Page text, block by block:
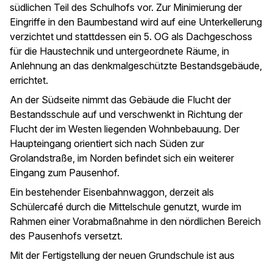
südlichen Teil des Schulhofs vor. Zur Minimierung der
Eingriffe in den Baumbestand wird auf eine Unterkellerung
verzichtet und stattdessen ein 5. OG als Dachgeschoss
für die Haustechnik und untergeordnete Räume, in
Anlehnung an das denkmalgeschützte Bestandsgebäude,
errichtet.
An der Südseite nimmt das Gebäude die Flucht der
Bestandsschule auf und verschwenkt in Richtung der
Flucht der im Westen liegenden Wohnbebauung. Der
Haupteingang orientiert sich nach Süden zur
Grolandstraße, im Norden befindet sich ein weiterer
Eingang zum Pausenhof.
Ein bestehender Eisenbahnwaggon, derzeit als
Schülercafé durch die Mittelschule genutzt, wurde im
Rahmen einer Vorabmaßnahme in den nördlichen Bereich
des Pausenhofs versetzt.
Mit der Fertigstellung der neuen Grundschule ist aus